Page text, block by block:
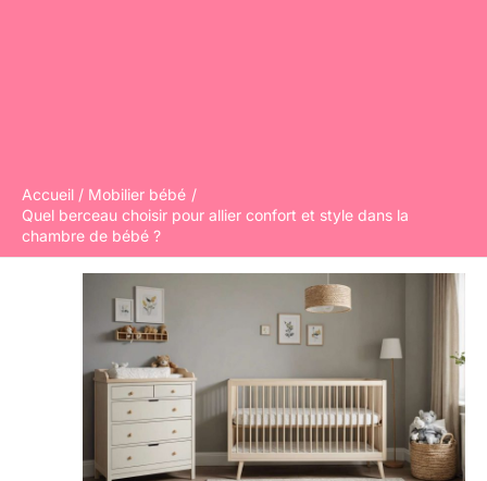
Accueil
Mobilier bébé
Quel berceau choisir pour allier confort et style dans la
chambre de bébé ?